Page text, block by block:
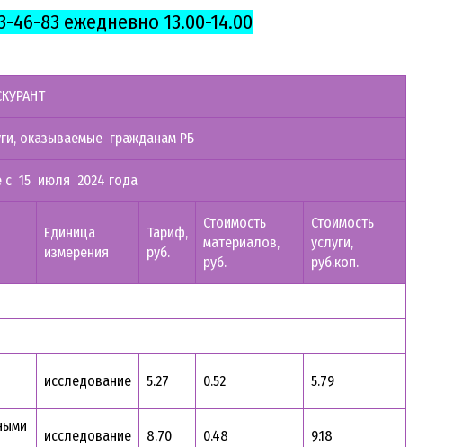
46-83 ежедневно 13.00-14.00
оказываемые гражданам РБ
с 15 июля 2024 года
Единица
измерения
Тариф,
руб.
Стоимость
материалов,
руб.
Стоимость
услуги,
руб.коп.
исследование 5.27 0.52 5.79
исследование 8.70 0.48 9.18